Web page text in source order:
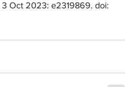
3 Oct 2023: e2319869. doi: